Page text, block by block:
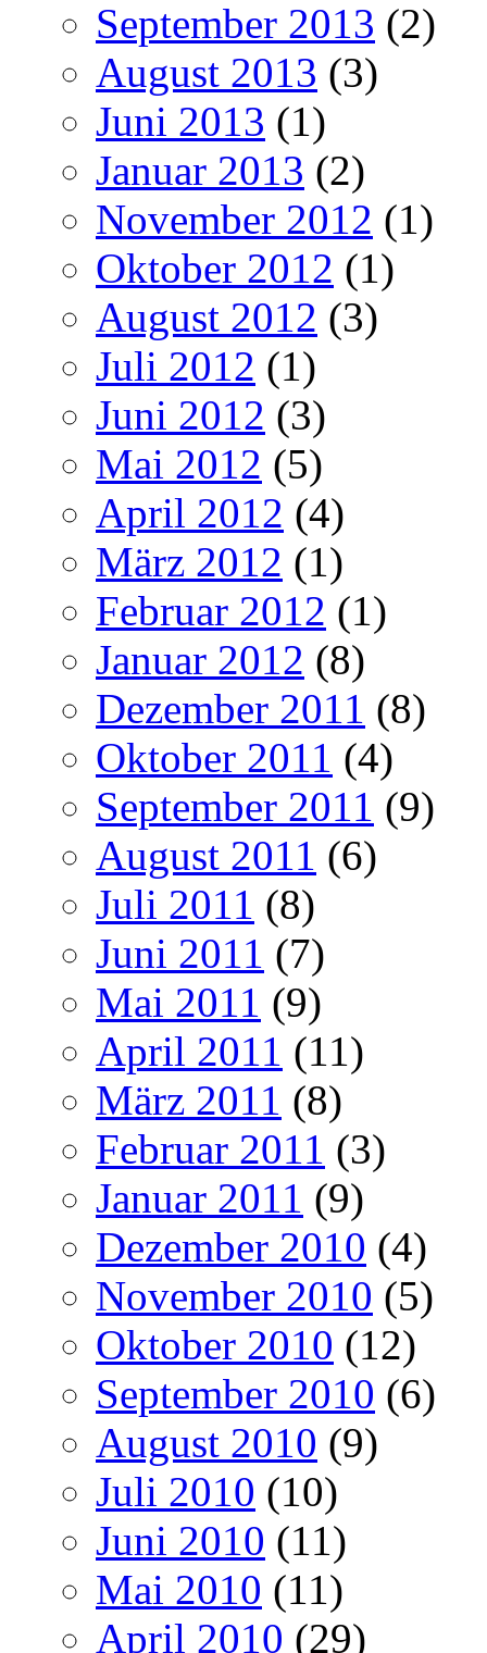
September 2013 (2)
August 2013 (3)
Juni 2013 (1)
Januar 2013 (2)
November 2012 (1)
Oktober 2012 (1)
August 2012 (3)
Juli 2012 (1)
Juni 2012 (3)
Mai 2012 (5)
April 2012 (4)
März 2012 (1)
Februar 2012 (1)
Januar 2012 (8)
Dezember 2011 (8)
Oktober 2011 (4)
September 2011 (9)
August 2011 (6)
Juli 2011 (8)
Juni 2011 (7)
Mai 2011 (9)
April 2011 (11)
März 2011 (8)
Februar 2011 (3)
Januar 2011 (9)
Dezember 2010 (4)
November 2010 (5)
Oktober 2010 (12)
September 2010 (6)
August 2010 (9)
Juli 2010 (10)
Juni 2010 (11)
Mai 2010 (11)
April 2010 (29)